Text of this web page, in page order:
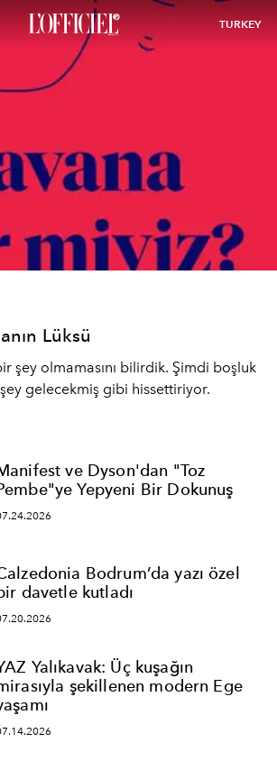
TURKEY
Lüksü
şey olmamasını bilirdik. Şimdi boşluk
şey gelecekmiş gibi hissettiriyor.
ve Dyson'dan "Toz
Yepyeni Bir Dokunuş
Bodrum’da yazı özel
davetle kutladı
Yalıkavak: Üç kuşağın
şekillenen modern Ege